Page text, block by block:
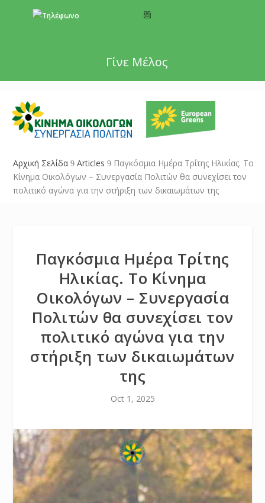
Γίνε Μέλος
Αρχική Σελίδα 9 Articles 9 Παγκόσμια Ημέρα Τρίτης Ηλικίας. Το
Κίνημα Οικολόγων – Συνεργασία Πολιτών θα συνεχίσει τον
πολιτικό αγώνα για την στήριξη των δικαιωμάτων της
Παγκόσμια Ημέρα Τρίτης
Ηλικίας. Το Κίνημα
Οικολόγων – Συνεργασία
Πολιτών θα συνεχίσει τον
πολιτικό αγώνα για την
στήριξη των δικαιωμάτων
της
Oct 1, 2025